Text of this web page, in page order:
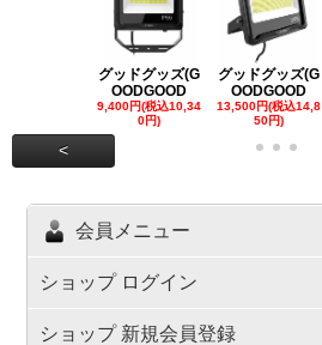
グッドグッズ(G
OODGOOD
9,400円(税込10,34
0円)
グッドグッズ(G
OODGOOD
13,500円(税込14,8
50円)
<
会員メニュー
ショップ ログイン
ショップ 新規会員登録